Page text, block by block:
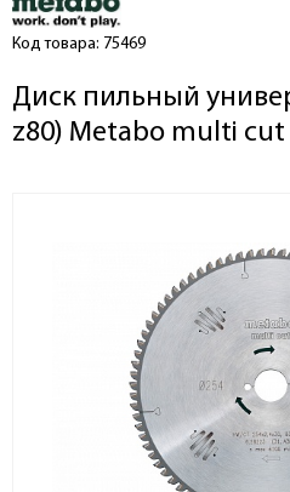
Код товара: 75469
Диск пильный
z80) Metabo multi cut